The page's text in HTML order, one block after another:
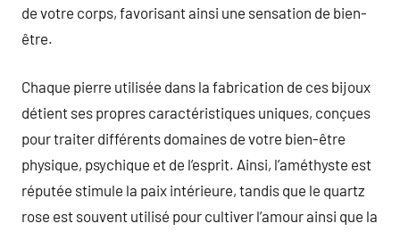
de votre corps, favorisant ainsi une sensation de bien-
être.
Chaque pierre utilisée dans la fabrication de ces bijoux
détient ses propres caractéristiques uniques, conçues
pour traiter différents domaines de votre bien-être
physique, psychique et de l’esprit. Ainsi, l’améthyste est
réputée stimule la paix intérieure, tandis que le quartz
rose est souvent utilisé pour cultiver l’amour ainsi que la